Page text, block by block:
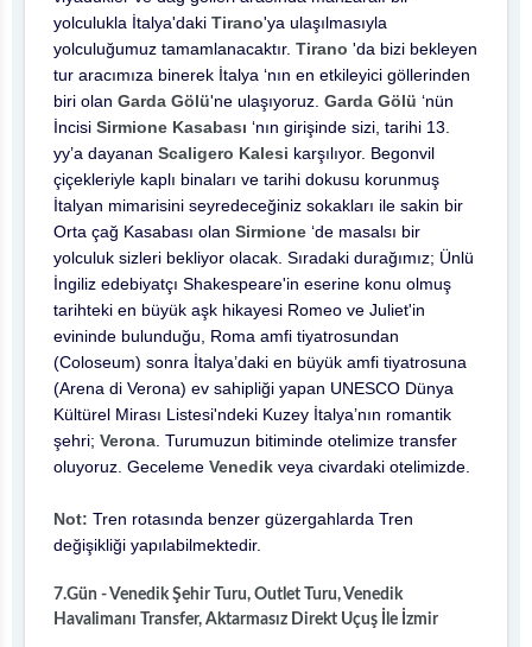
yolculukla İtalya'daki Tirano'ya ulaşılmasıyla
yolculuğumuz tamamlanacaktır. Tirano 'da bizi bekleyen
tur aracımıza binerek İtalya ‘nın en etkileyici göllerinden
biri olan Garda Gölü'ne ulaşıyoruz. Garda Gölü ‘nün
İncisi Sirmione Kasabası ‘nın girişinde sizi, tarihi 13.
yy’a dayanan Scaligero Kalesi karşılıyor. Begonvil
çiçekleriyle kaplı binaları ve tarihi dokusu korunmuş
İtalyan mimarisini seyredeceğiniz sokakları ile sakin bir
Orta çağ Kasabası olan Sirmione ‘de masalsı bir
yolculuk sizleri bekliyor olacak. Sıradaki durağımız; Ünlü
İngiliz edebiyatçı Shakespeare'in eserine konu olmuş
tarihteki en büyük aşk hikayesi Romeo ve Juliet'in
evininde bulunduğu, Roma amfi tiyatrosundan
(Coloseum) sonra İtalya’daki en büyük amfi tiyatrosuna
(Arena di Verona) ev sahipliği yapan UNESCO Dünya
Kültürel Mirası Listesi'ndeki Kuzey İtalya’nın romantik
şehri; Verona . Turumuzun bitiminde otelimize transfer
oluyoruz. Geceleme Venedik veya civardaki otelimizde.
Not: Tren rotasında benzer güzergahlarda Tren
değişikliği yapılabilmektedir.
7.Gün - Venedik Şehir Turu, Outlet Turu, Venedik
Havalimanı Transfer, Aktarmasız Direkt Uçuş İle İzmir